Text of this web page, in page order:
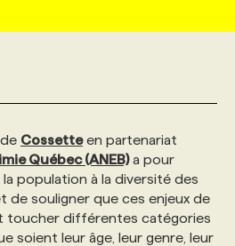
SOCIAUX
NOUS
CVTHÈQUE
NOUS
EN LIGNE
DE FORMATIONS
DE TÊTE
Cossetteen partenariat
Québec (ANEB)a pour
population à la diversité des
de souligner que ces enjeux de
toucher différentes catégories
soient leur âge, leur genre, leur